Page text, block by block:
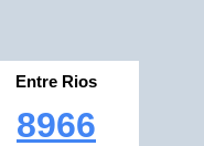
Entre Rios
8966